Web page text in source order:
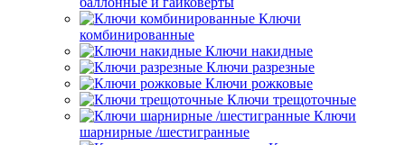
Ключи
комбинированные
Ключи накидные
Ключи разрезные
Ключи рожковые
Ключи трещоточные
Ключи
шарнирные /шестигранные